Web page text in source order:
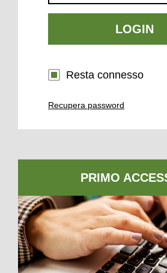
LOGIN
Resta connesso
Recupera password